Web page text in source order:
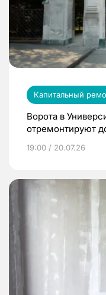
Капитальный
Ворота в
отремонтируют
19:00 / 20.07.26